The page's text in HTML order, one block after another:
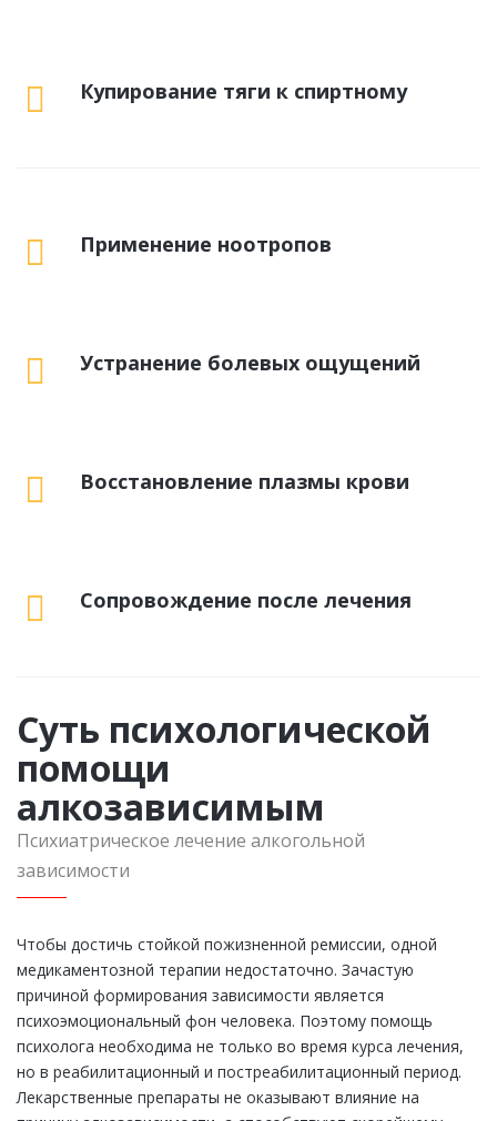
Купирование тяги к спиртному
Применение ноотропов
Устранение болевых ощущений
Восстановление плазмы крови
Сопровождение после лечения
Суть психологической
помощи
алкозависимым
Психиатрическое лечение алкогольной
зависимости
Чтобы достичь стойкой пожизненной ремиссии, одной
медикаментозной терапии недостаточно. Зачастую
причиной формирования зависимости является
психоэмоциональный фон человека. Поэтому помощь
психолога необходима не только во время курса лечения,
но в реабилитационный и постреабилитационный период.
Лекарственные препараты не оказывают влияние на